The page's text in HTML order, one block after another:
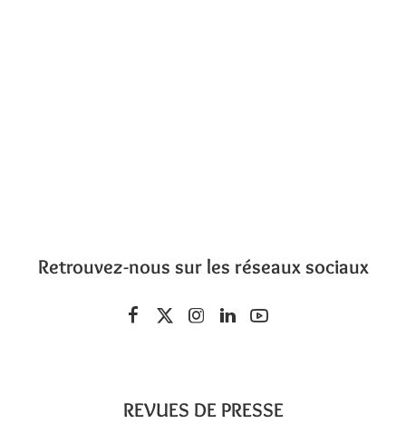
Retrouvez-nous sur les réseaux sociaux
REVUES DE PRESSE